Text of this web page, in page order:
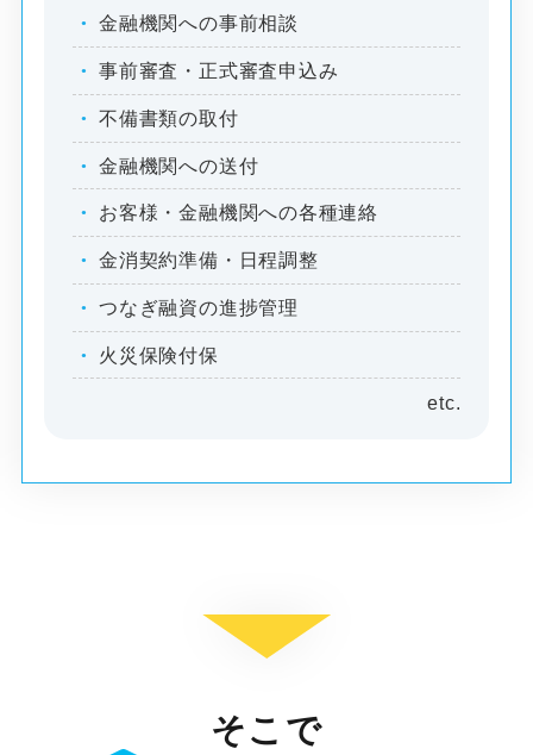
金融機関への事前相談
事前審査・正式審査申込み
不備書類の取付
金融機関への送付
お客様・金融機関への各種連絡
金消契約準備・日程調整
つなぎ融資の進捗管理
火災保険付保
そこで